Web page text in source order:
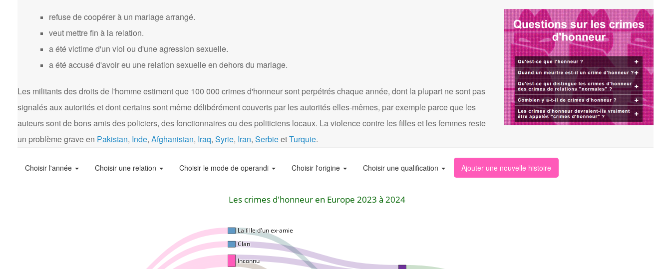
refuse de coopérer à un mariage arrangé.
veut mettre fin à la relation.
a été victime d'un viol ou d'une agression sexuelle.
a été accusé d'avoir eu une relation sexuelle en dehors du mariage.
Les militants des droits de l'homme estiment que 100 000 crimes d'honneur sont perpétrés chaque année, dont la plupart ne sont pas
signalés aux autorités et dont certains sont même délibérément couverts par les autorités elles-mêmes, par exemple parce que les
auteurs sont de bons amis des policiers, des fonctionnaires ou des politiciens locaux. La violence contre les filles et les femmes reste
un problème grave en Pakistan, Inde, Afghanistan, Iraq, Syrie, Iran, SerbieetTurquie.